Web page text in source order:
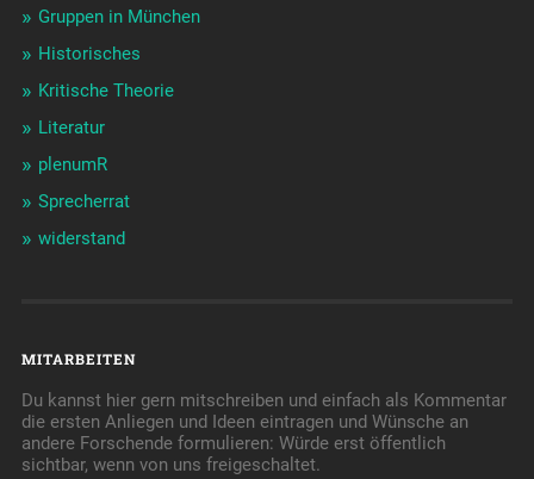
Gruppen in München
Historisches
Kritische Theorie
Literatur
plenumR
Sprecherrat
widerstand
MITARBEITEN
Du kannst hier gern mitschreiben und einfach als Kommentar
die ersten Anliegen und Ideen eintragen und Wünsche an
andere Forschende formulieren: Würde erst öffentlich
sichtbar, wenn von uns freigeschaltet.